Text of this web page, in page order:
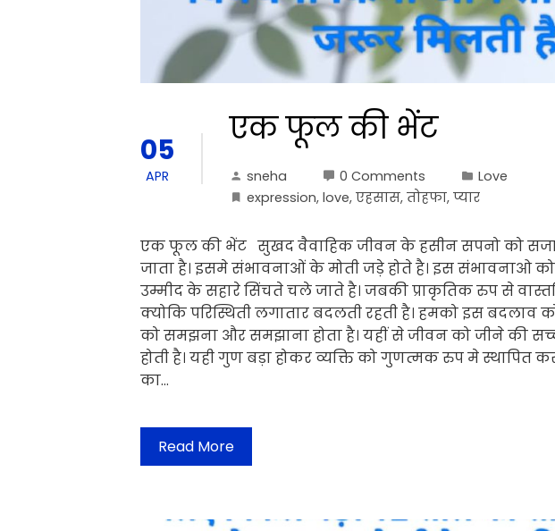
05
APR
एक फूल की भेंट
sneha 0 Comments
Love
expression, love, एहसास, तोहफा, प्यार
एक फूल की भेंट सुखद वैवाहिक जीवन के हसीन सपनो को
जाता है। इसमे संभावनाओं के मोती जड़े होते है। इस संभावनाओ
उम्मीद के सहारे सिंचते चले जाते है। जबकी प्राकृतिक रुप से
क्योकि परिस्थिती लगातार बदलती रहती है। हमको इस
को समझना और समझाना होता है। यहीं से जीवन को जीने की
होती है। यही गुण बड़ा होकर व्यक्ति को गुणत्मक रुप मे स्थापित
का…
Read More